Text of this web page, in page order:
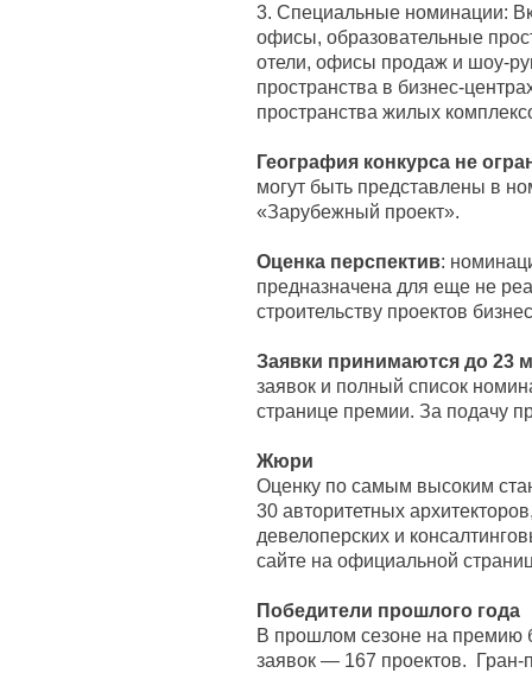
3. Специальные номинации:
офисы, образовательные
отели, офисы продаж и шоу-
пространства в бизнес-
пространства жилых
География конкурса не
могут быть представлены в
«Зарубежный проект».
Оценка перспектив:
предназначена для еще не
строительству проектов
Заявки принимаются до 23
заявок и полный список
странице премии. За подачу
Жюри
Оценку по самым высоким
30 авторитетных
девелоперских и
сайте на официальной
Победители прошлого года
В прошлом сезоне на премию
заявок — 167 проектов. Гран-